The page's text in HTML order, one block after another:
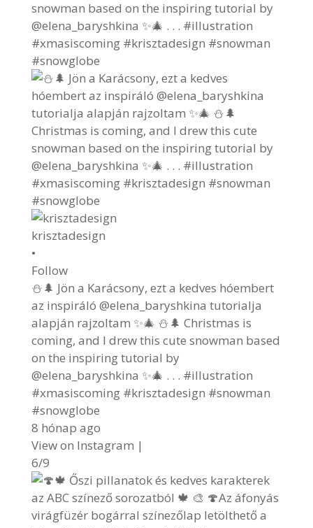
krisztadesign
•
Follow
⛄🌲 Jön a Karácsony, ezt a kedves hóembert
az inspiráló @elena_baryshkina tutorialja
alapján rajzoltam ✨🎄 ⛄🌲 Christmas is
coming, and I drew this cute snowman based
on the inspiring tutorial by
@elena_baryshkina ✨🎄 . . . #illustration
#xmasiscoming #krisztadesign #snowman
#snowglobe
8 hónap ago
View on Instagram |
6/9